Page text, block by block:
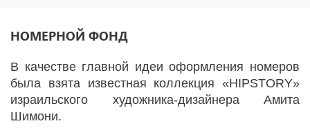
НОМЕРНОЙ ФОНД
В качестве главной идеи оформления номеров
была взята известная коллекция «HIPSTORY»
израильского художника-дизайнера Амита
Шимони.